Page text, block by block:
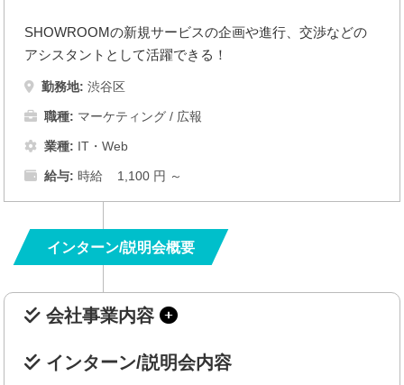
SHOWROOMの新規サービスの企画や進行、交渉などの
アシスタントとして活躍できる！
勤務地: 渋谷区
職種: マーケティング / 広報
業種: IT・Web
給与: 時給 1,100 円 ～
インターン/説明会概要
会社事業内容
インターン/説明会内容